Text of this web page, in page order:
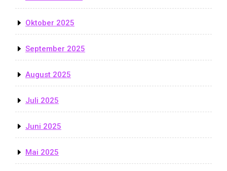
Oktober 2025
September 2025
August 2025
Juli 2025
Juni 2025
Mai 2025